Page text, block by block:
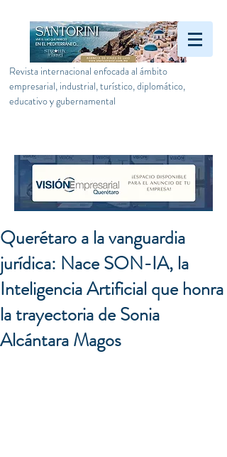
Revista internacional enfocada al ámbito
empresarial, industrial, turístico, diplomático,
educativo y gubernamental
Querétaro a la vanguardia
jurídica: Nace SON-IA, la
Inteligencia Artificial que honra
la trayectoria de Sonia
Alcántara Magos